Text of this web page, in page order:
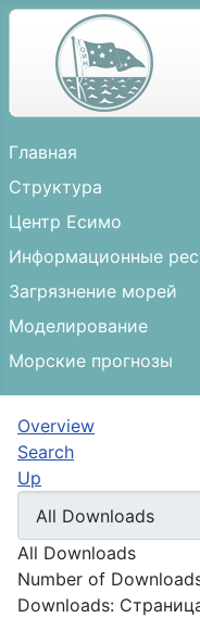
Главная
Структура
Центр Есимо
Информационные
Загрязнение морей
Моделирование
Морские прогнозы
Overview
Search
Up
All Downloads
Number of
Downloads: